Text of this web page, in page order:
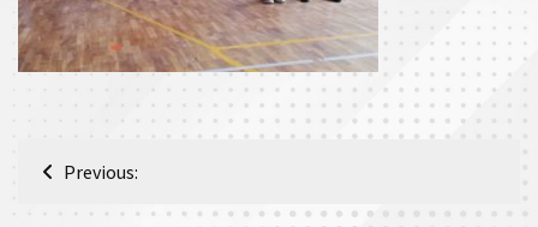
Nawigacja
wpisu
Previous: